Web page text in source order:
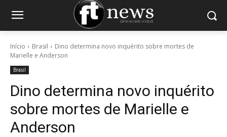
Início Brasil
Dino determina novo inquérito sobre mortes de
Marielle e Anderson
Brasil
Dino determina novo inquérito
sobre mortes de Marielle e
Anderson